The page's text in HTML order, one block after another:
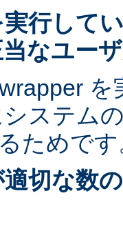
行して
なユー
ステム
ためで
切な数